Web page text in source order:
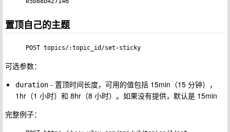
置顶自己的主题
POST topics/:topic_id/set-sticky
可选参数：
duration - 置顶时间长度，可用的值包括 15min（15 分钟），
1hr（1 小时）和 8hr（8 小时）。如果没有提供，默认是 15min
完整例子：